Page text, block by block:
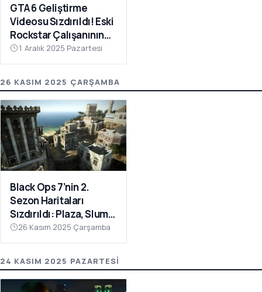
GTA 6 Geliştirme
Videosu Sızdırıldı! Eski
Rockstar Çalışanının
Portföyünden Gelen
Klip Heyecan Yarattı
1 Aralık 2025 Pazartesi
26 KASIM 2025 ÇARŞAMBA
Black Ops 7’nin 2.
Sezon Haritaları
Sızdırıldı: Plaza, Slums
ve Yemen Geri
Dönüyor
26 Kasım 2025 Çarşamba
24 KASIM 2025 PAZARTESI